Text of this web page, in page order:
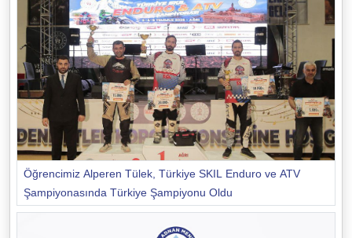
Öğrencimiz Alperen Tülek, Türkiye SKIL Enduro ve ATV
Şampiyonasında Türkiye Şampiyonu Oldu